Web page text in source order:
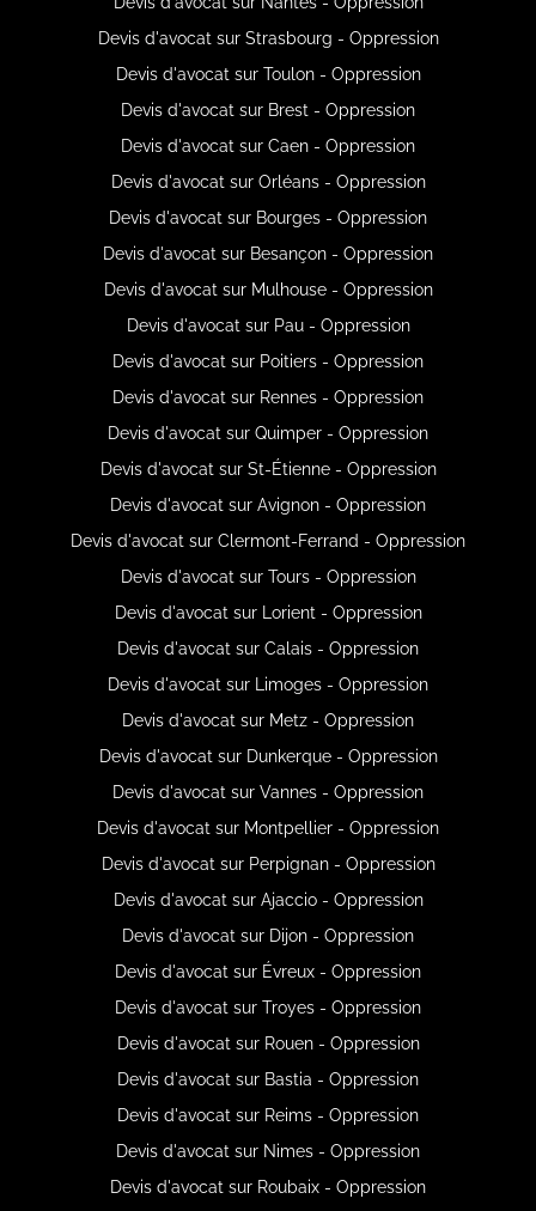
Devis d'avocat sur Strasbourg - Oppression
Devis d'avocat sur Toulon - Oppression
Devis d'avocat sur Brest - Oppression
Devis d'avocat sur Caen - Oppression
Devis d'avocat sur Orléans - Oppression
Devis d'avocat sur Bourges - Oppression
Devis d'avocat sur Besançon - Oppression
Devis d'avocat sur Mulhouse - Oppression
Devis d'avocat sur Pau - Oppression
Devis d'avocat sur Poitiers - Oppression
Devis d'avocat sur Rennes - Oppression
Devis d'avocat sur Quimper - Oppression
Devis d'avocat sur St-Étienne - Oppression
Devis d'avocat sur Avignon - Oppression
Devis d'avocat sur Clermont-Ferrand - Oppression
Devis d'avocat sur Tours - Oppression
Devis d'avocat sur Lorient - Oppression
Devis d'avocat sur Calais - Oppression
Devis d'avocat sur Limoges - Oppression
Devis d'avocat sur Metz - Oppression
Devis d'avocat sur Dunkerque - Oppression
Devis d'avocat sur Vannes - Oppression
Devis d'avocat sur Montpellier - Oppression
Devis d'avocat sur Perpignan - Oppression
Devis d'avocat sur Ajaccio - Oppression
Devis d'avocat sur Dijon - Oppression
Devis d'avocat sur Évreux - Oppression
Devis d'avocat sur Troyes - Oppression
Devis d'avocat sur Rouen - Oppression
Devis d'avocat sur Bastia - Oppression
Devis d'avocat sur Reims - Oppression
Devis d'avocat sur Nimes - Oppression
Devis d'avocat sur Roubaix - Oppression